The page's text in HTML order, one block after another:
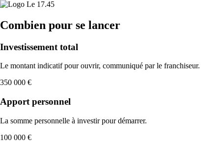
Combien pour se lancer
Investissement total
Le montant indicatif pour ouvrir, communiqué par le franchiseur.
350 000 €
Apport personnel
La somme personnelle à investir pour démarrer.
100 000 €